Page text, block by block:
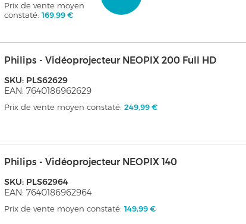
Prix de vente moyen
constaté:169,99 €
Philips - Vidéoprojecteur NEOPIX 200 Full HD
SKU: PLS62629
EAN: 7640186962629
Prix de vente moyen constaté:249,99 €
Philips - Vidéoprojecteur NEOPIX 140
SKU: PLS62964
EAN: 7640186962964
Prix de vente moyen constaté:149,99 €